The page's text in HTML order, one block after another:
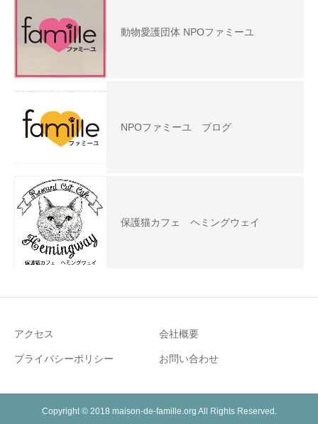
動物愛護団体 NPOファミーユ
NPOファミーユ ブログ
保護猫カフェ ヘミングウェイ
アクセス 会社概要
プライバシーポリシー お問い合わせ
Copyright © 2018 maison-de-famille.org All Rights Reserved.